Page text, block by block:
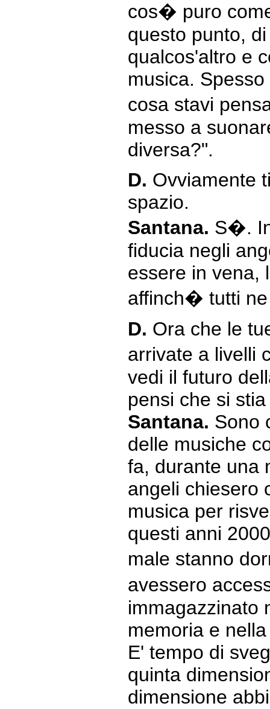
cos� puro
questo punto,
qualcos'altro e
musica.
cosa stavi
messo a
diversa?".
D. Ovviamente
spazio.
Santana. S�.
fiducia negli
essere in vena,
affinch� tutti
D. Ora che le
arrivate a livelli
vedi il futuro
pensi che si
Santana. Sono
delle musiche
fa, durante una
angeli chiesero
musica per
questi anni
male stanno
avessero
immagazzinato
memoria e
E' tempo di
quinta
dimensione